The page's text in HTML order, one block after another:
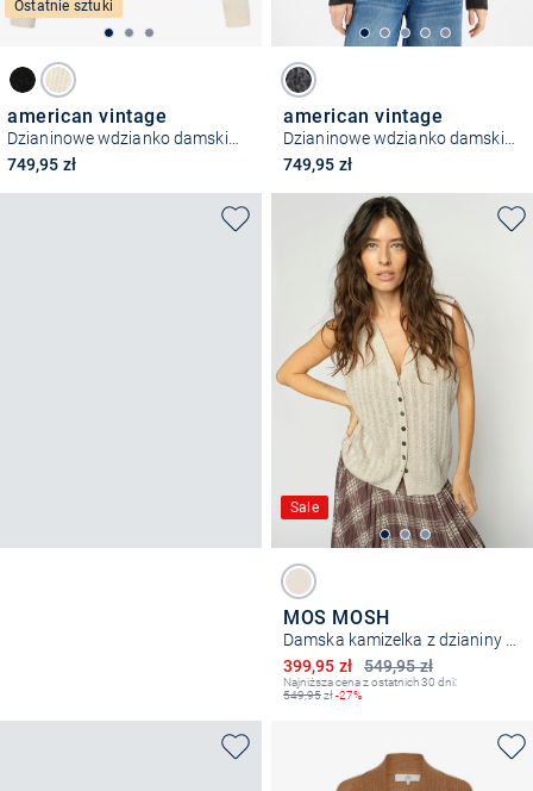
Ostatnie sztuki
american vintage
749,95 zł
american vintage
749,95 zł
Sale
MOS MOSH
549,95 zł
Obniżona cena
399,95 zł
Najniższa cena z ostatnich 30 dni:
549,95zł-27%